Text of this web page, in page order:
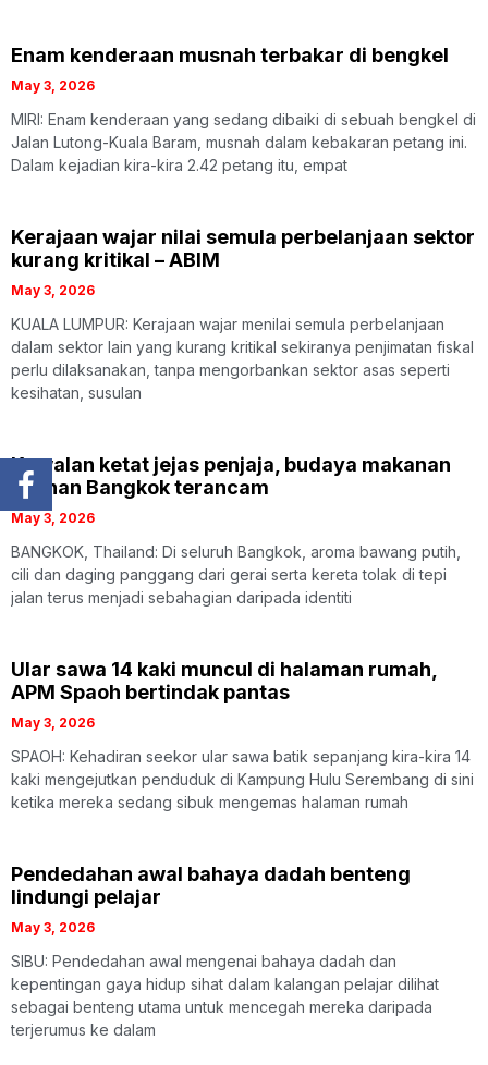
Enam kenderaan musnah terbakar di bengkel
May 3, 2026
MIRI: Enam kenderaan yang sedang dibaiki di sebuah bengkel di
Jalan Lutong-Kuala Baram, musnah dalam kebakaran petang ini.
Dalam kejadian kira-kira 2.42 petang itu, empat
Kerajaan wajar nilai semula perbelanjaan sektor
kurang kritikal – ABIM
May 3, 2026
KUALA LUMPUR: Kerajaan wajar menilai semula perbelanjaan
dalam sektor lain yang kurang kritikal sekiranya penjimatan fiskal
perlu dilaksanakan, tanpa mengorbankan sektor asas seperti
kesihatan, susulan
Kawalan ketat jejas penjaja, budaya makanan
jalanan Bangkok terancam
May 3, 2026
BANGKOK, Thailand: Di seluruh Bangkok, aroma bawang putih,
cili dan daging panggang dari gerai serta kereta tolak di tepi
jalan terus menjadi sebahagian daripada identiti
Ular sawa 14 kaki muncul di halaman rumah,
APM Spaoh bertindak pantas
May 3, 2026
SPAOH: Kehadiran seekor ular sawa batik sepanjang kira-kira 14
kaki mengejutkan penduduk di Kampung Hulu Serembang di sini
ketika mereka sedang sibuk mengemas halaman rumah
Pendedahan awal bahaya dadah benteng
lindungi pelajar
May 3, 2026
SIBU: Pendedahan awal mengenai bahaya dadah dan
kepentingan gaya hidup sihat dalam kalangan pelajar dilihat
sebagai benteng utama untuk mencegah mereka daripada
terjerumus ke dalam